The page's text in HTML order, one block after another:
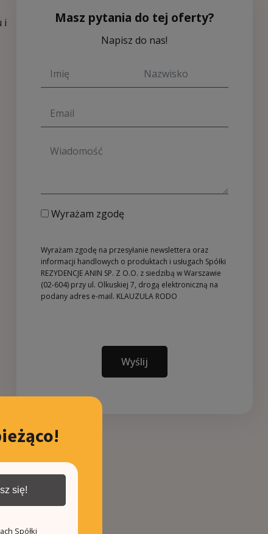
i
Masz pytania do tej oferty?
Napisz do nas!
Wyrażam zgodę
Wyrażam zgodę na przesyłanie newslettera oraz
informacji handlowych o produktach i usługach Spółki
REZYDENCJE ANIN SP. Z O.O. z siedzibą w Warszawie
(02-604) przy ul. Olkuskiej 7, drogą elektroniczną na
podany adres e-mail. KLAUZULA RODO
Wyślij
się!
Spółki